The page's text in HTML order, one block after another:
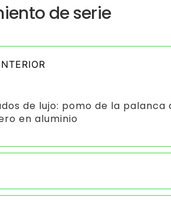
de serie
de lujo: pomo de la
en aluminio